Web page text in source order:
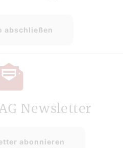
abschließen
Newsletter
abonnieren